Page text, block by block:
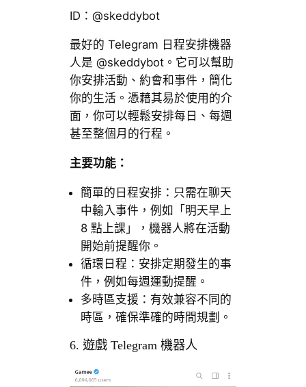
ID：@skeddybot
最好的 Telegram 日程安排機器
人是 @skeddybot。它可以幫助
你安排活動、約會和事件，簡化
你的生活。憑藉其易於使用的介
面，你可以輕鬆安排每日、每週
甚至整個月的行程。
主要功能：
簡單的日程安排：只需在聊天
中輸入事件，例如「明天早上
8 點上課」，機器人將在活動
開始前提醒你。
循環日程：安排定期發生的事
件，例如每週運動提醒。
多時區支援：有效兼容不同的
時區，確保準確的時間規劃。
6. 遊戲 Telegram 機器人